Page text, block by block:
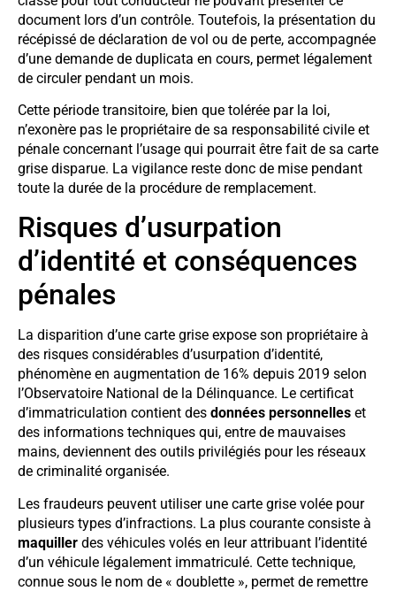
document lors d’un contrôle. Toutefois, la présentation du
récépissé de déclaration de vol ou de perte, accompagnée
d’une demande de duplicata en cours, permet légalement
de circuler pendant un mois.
Cette période transitoire, bien que tolérée par la loi,
n’exonère pas le propriétaire de sa responsabilité civile et
pénale concernant l’usage qui pourrait être fait de sa carte
grise disparue. La vigilance reste donc de mise pendant
toute la durée de la procédure de remplacement.
Risques d’usurpation
d’identité et conséquences
pénales
La disparition d’une carte grise expose son propriétaire à
des risques considérables d’usurpation d’identité,
phénomène en augmentation de 16% depuis 2019 selon
l’Observatoire National de la Délinquance. Le certificat
d’immatriculation contient des données personnelles et
des informations techniques qui, entre de mauvaises
mains, deviennent des outils privilégiés pour les réseaux
de criminalité organisée.
Les fraudeurs peuvent utiliser une carte grise volée pour
plusieurs types d’infractions. La plus courante consiste à
maquiller des véhicules volés en leur attribuant l’identité
d’un véhicule légalement immatriculé. Cette technique,
connue sous le nom de « doublette », permet de remettre